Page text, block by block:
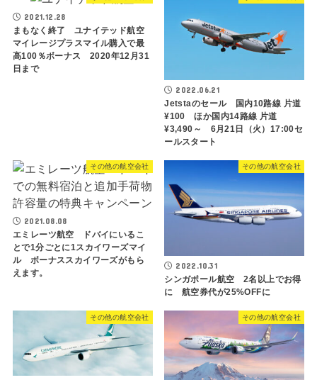
2021.12.28
まもなく終了 ユナイテッド航空
マイレージプラスマイル購入で最
高100％ボーナス 2020年12月31
日まで
2022.06.21
Jetstaのセール 国内10路線 片道
¥100 ほか国内14路線 片道
¥3,490～ 6月21日（火）17:00セ
ールスタート
その他の航空会社
2021.08.08
エミレーツ航空 ドバイにいるこ
とで1分ごとに1スカイワーズマイ
ル ボーナススカイワーズがもら
えます。
その他の航空会社
2022.10.31
シンガポール航空 2名以上でお得
に 航空券代が25%OFFに
その他の航空会社 その他の航空会社